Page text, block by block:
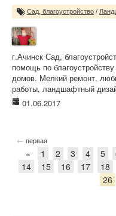
Сад, благоустройство /
г.Ачинск Сад,
помощь по
домов. Мелкий ремонт,
работы, ландшафтный
01.06.2017
← первая
« 1 2 3 4 5
14
15 16 17 18
26